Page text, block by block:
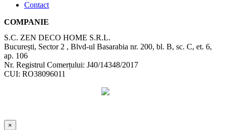
Contact
COMPANIE
S.C. ZEN DECO HOME S.R.L.
București, Sector 2 , Blvd-ul Basarabia nr. 200, bl. B, sc. C, et. 6,
ap. 106
Nr. Registrul Comerțului: J40/14348/2017
CUI: RO38096011
×